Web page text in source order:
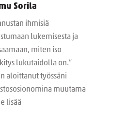
Sorila
ihmisiä
lukemisesta ja
miten iso
lukutaidolla on.”
aloittanut työssäni
muutama
lisää